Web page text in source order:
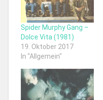
Spider Murphy Gang –
Dolce Vita (1981)
19. Oktober 2017
In "Allgemein"